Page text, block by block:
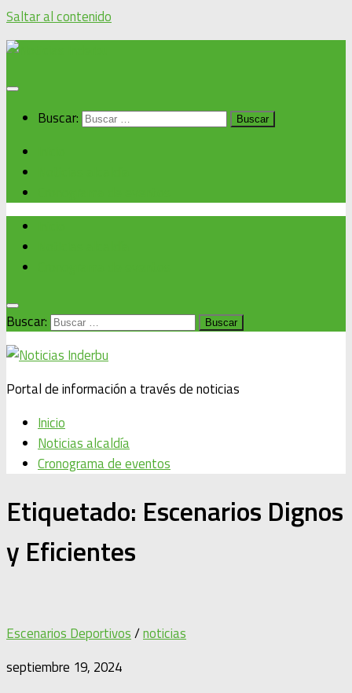
Saltar al contenido
Buscar:
Buscar:
Portal de información a través de noticias
Inicio
Noticias alcaldía
Cronograma de eventos
Etiquetado: Escenarios Dignos
y Eficientes
Escenarios Deportivos/noticias
septiembre 19, 2024